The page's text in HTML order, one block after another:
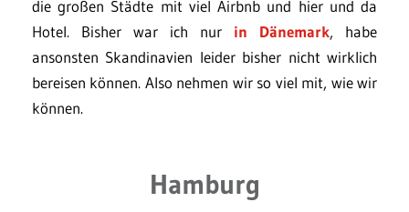
die großen Städte mit viel Airbnb und hier und da
Hotel. Bisher war ich nur in Dänemark, habe
ansonsten Skandinavien leider bisher nicht wirklich
bereisen können. Also nehmen wir so viel mit, wie wir
können.
Hamburg